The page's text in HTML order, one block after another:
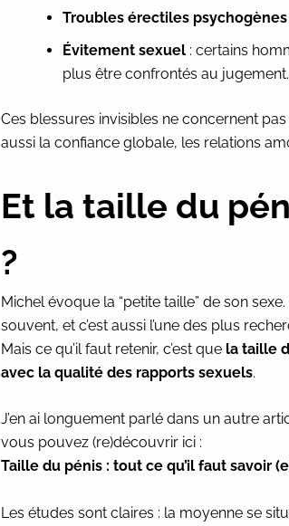
Troubles érectiles psychogènes
Évitement sexuel : certains
plus être confrontés au jugement.
Ces blessures invisibles ne concernent
aussi la confiance globale, les relations
Et la taille du
?
Michel évoque la “petite taille” de son
souvent, et c’est aussi l’une des plus
Mais ce qu’il faut retenir, c’est que la taille
avec la qualité des rapports sexuels.
J’en ai longuement parlé dans un autre
vous pouvez (re)découvrir ici :
Taille du pénis : tout ce qu’il faut savoir
Les études sont claires : la moyenne se